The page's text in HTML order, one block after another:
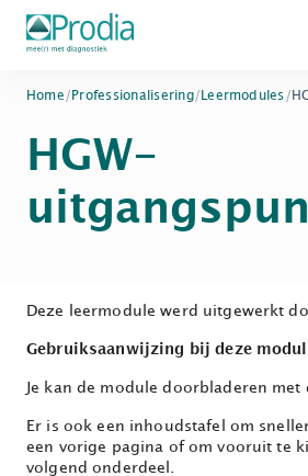
Home / Professionalisering/ Leermodules /
HGW-
Deze leermodule werd uitgewerkt
Gebruiksaanwijzing bij deze
Je kan de module doorbladeren met
Er is ook een inhoudstafel om
een vorige pagina of om vooruit te
volgend onderdeel.